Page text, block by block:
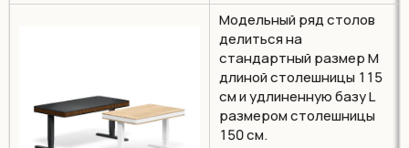
Модельный ряд столов
делиться на
стандартный размер М
длиной столешницы 115
см и удлиненную базу L
размером столешницы
150 см.